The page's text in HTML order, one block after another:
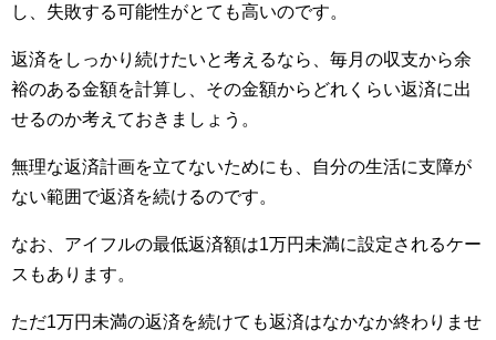
し、失敗する可能性がとても高いのです。
返済をしっかり続けたいと考えるなら、毎月の収支から余
裕のある金額を計算し、その金額からどれくらい返済に出
せるのか考えておきましょう。
無理な返済計画を立てないためにも、自分の生活に支障が
ない範囲で返済を続けるのです。
なお、アイフルの最低返済額は1万円未満に設定されるケー
スもあります。
ただ1万円未満の返済を続けても返済はなかなか終わりませ